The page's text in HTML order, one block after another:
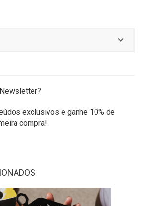
exclusivos e ganhe 10% de
compra!